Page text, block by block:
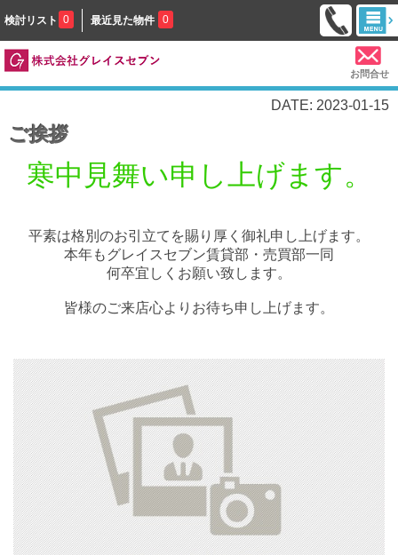
検討リスト 0 最近見た物件 0
お問合せ
DATE: 2023-01-15
ご挨拶
寒中見舞い申し上げます。
平素は格別のお引立てを賜り厚く御礼申し上げます。
本年もグレイスセブン賃貸部・売買部一同
何卒宜しくお願い致します。
皆様のご来店心よりお待ち申し上げます。